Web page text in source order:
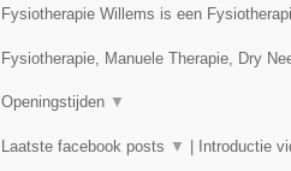
Fysiotherapie Willems is een
Fysiotherapie, Manuele Therapie, Dry
Openingstijden ▼
Laatste facebook posts ▼ Introductie